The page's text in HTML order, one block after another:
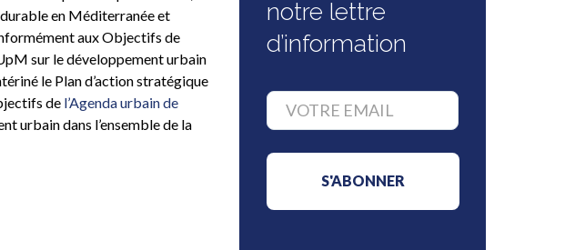
en Méditerranée et
aux Objectifs de
sur le développement urbain
le Plan d’action stratégique
de l’Agenda urbain de
urbain dans l’ensemble de la
notre lettre
d’information